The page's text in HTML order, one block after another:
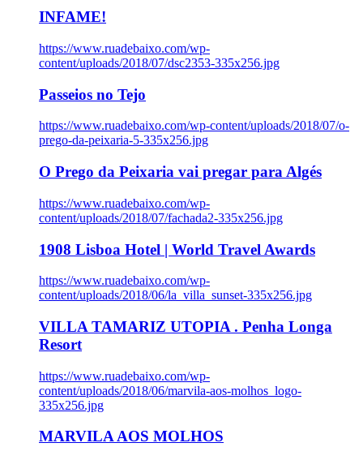
INFAME!
https://www.ruadebaixo.com/wp-
content/uploads/2018/07/dsc2353-335x256.jpg
Passeios no Tejo
https://www.ruadebaixo.com/wp-content/uploads/2018/07/o-
prego-da-peixaria-5-335x256.jpg
O Prego da Peixaria vai pregar para Algés
https://www.ruadebaixo.com/wp-
content/uploads/2018/07/fachada2-335x256.jpg
1908 Lisboa Hotel | World Travel Awards
https://www.ruadebaixo.com/wp-
content/uploads/2018/06/la_villa_sunset-335x256.jpg
VILLA TAMARIZ UTOPIA . Penha Longa
Resort
https://www.ruadebaixo.com/wp-
content/uploads/2018/06/marvila-aos-molhos_logo-
335x256.jpg
MARVILA AOS MOLHOS